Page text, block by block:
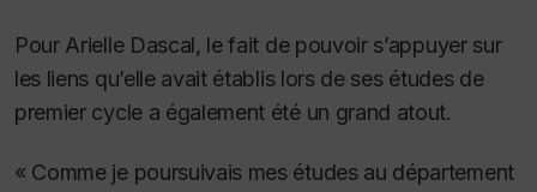
Pour Arielle Dascal, le fait de pouvoir s’appuyer sur
les liens qu’elle avait établis lors de ses études de
premier cycle a également été un grand atout.
« Comme je poursuivais mes études au département